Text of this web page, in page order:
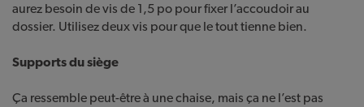
aurez besoin de vis de 1,5 po pour fixer l’accoudoir au
dossier. Utilisez deux vis pour que le tout tienne bien.
Supports du siège
Ça ressemble peut-être à une chaise, mais ça ne l’est pas